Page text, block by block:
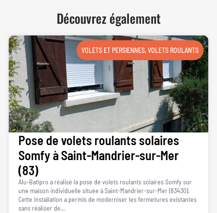
Découvrez également
VOLETS ET PERSIENNES,VOLETS ROULANTS
Pose de volets roulants solaires
Somfy à Saint-Mandrier-sur-Mer
(83)
Alu-Batipro a réalisé la pose de volets roulants solaires Somfy sur
une maison individuelle située à Saint-Mandrier-sur-Mer (83430).
Cette installation a permis de moderniser les fermetures existantes
sans réaliser de...